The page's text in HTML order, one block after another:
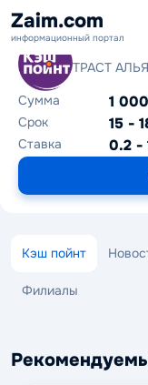
Zaim.com
информационный портал
Кэш
ТРАСТ
Сумма
1
Срок 15 -
Ставка 0.2 -
Кэш пойнт
Филиалы